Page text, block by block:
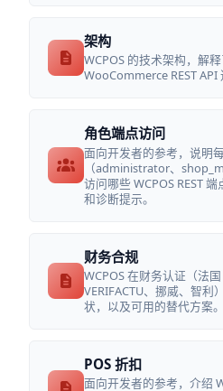
架构
WCPOS 的技术架构，解
WooCommerce REST API
角色端点访问
面向开发者的参考，说明
（administrator、
访问哪些 WCPOS REST
和诊断提示。
财务合规
WCPOS 在财务认证（法
VERIFACTU、挪威、智利
状，以及可用的替代方案。
POS 折扣
面向开发者的参考，介绍